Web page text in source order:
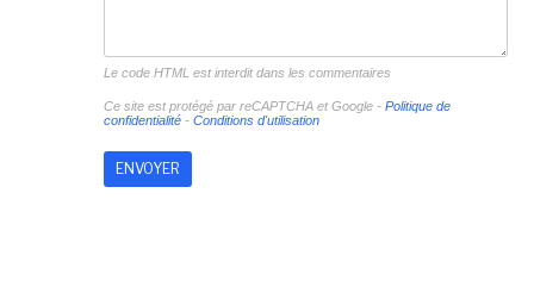
Le code HTML est interdit dans les commentaires
Ce site est protégé par reCAPTCHA et Google - Politique de
confidentialité- Conditions d'utilisation